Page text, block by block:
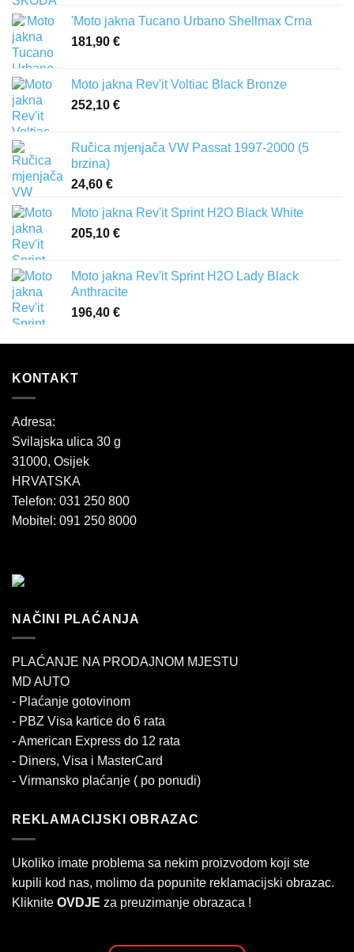
'Moto jakna Tucano Urbano Shellmax Crna
181,90 €
Moto jakna Rev'it Voltiac Black Bronze
252,10 €
Ručica mjenjača VW Passat 1997-2000 (5
brzina)
24,60 €
Moto jakna Rev'it Sprint H2O Black White
205,10 €
Moto jakna Rev'it Sprint H2O Lady Black
Anthracite
196,40 €
KONTAKT
Adresa:
Svilajska ulica 30 g
31000, Osijek
HRVATSKA
Telefon: 031 250 800
Mobitel: 091 250 8000
NAČINI PLAĆANJA
PLAĆANJE NA PRODAJNOM MJESTU
MD AUTO
- Plaćanje gotovinom
- PBZ Visa kartice do 6 rata
- American Express do 12 rata
- Diners, Visa i MasterCard
- Virmansko plaćanje ( po ponudi)
REKLAMACIJSKI OBRAZAC
Ukoliko imate problema sa nekim proizvodom koji ste
kupili kod nas, molimo da popunite reklamacijski obrazac.
Kliknite OVDJE za preuzimanje obrazaca !